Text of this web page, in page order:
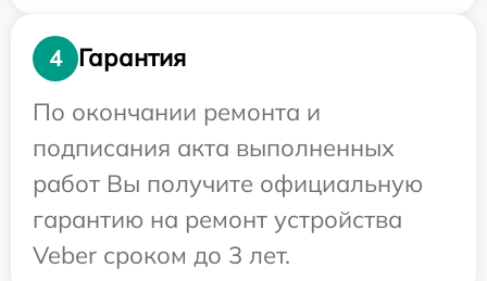
4
Гарантия
По окончании ремонта и
подписания акта выполненных
работ Вы получите официальную
гарантию на ремонт устройства
Veber сроком до 3 лет.